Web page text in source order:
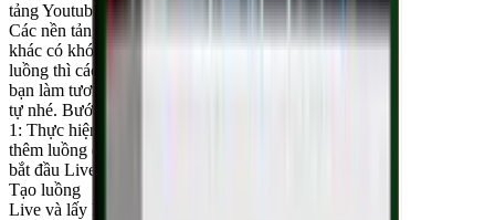
tảng Youtube.
Các nền tảng
khác có khóa
luồng thì các
bạn làm tương
tự nhé. Bước
1: Thực hiện
thêm luồng để
bắt đầu Live-
Tạo luồng
Live và lấy kh